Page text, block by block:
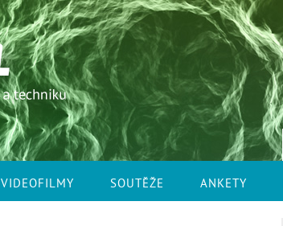
VIDEOFILMY SOUTĚŽE ANKETY